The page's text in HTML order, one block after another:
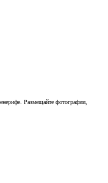
Размещайте фотографии,